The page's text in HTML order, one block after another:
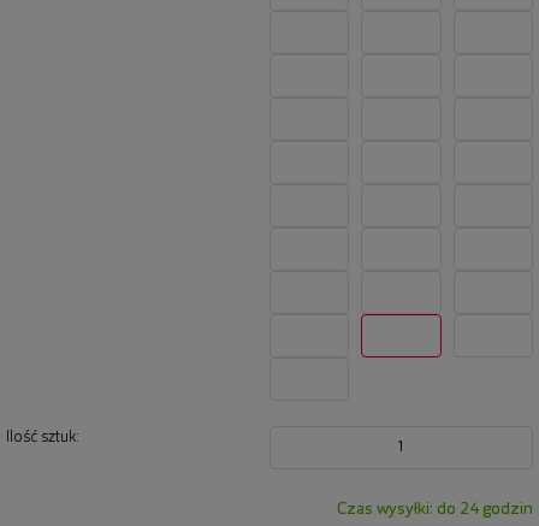
Ilość sztuk:
1
Czas wysyłki: do 24 godzin